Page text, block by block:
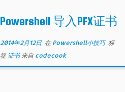
Powershell 导入PFX证书
2014年2月12日在 Powershell小技巧 标
签证书 来自 codecook